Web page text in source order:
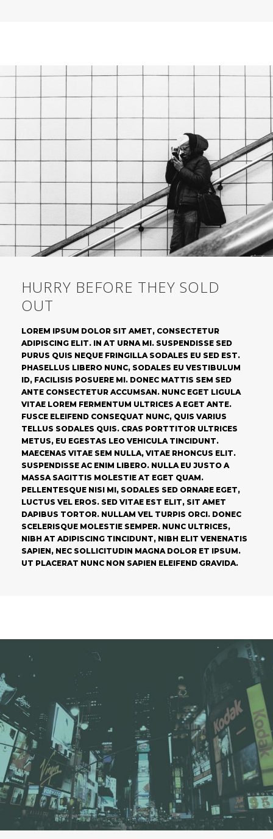
HURRY BEFORE THEY SOLD
OUT
LOREM IPSUM DOLOR SIT AMET, CONSECTETUR
ADIPISCING ELIT. IN AT URNA MI. SUSPENDISSE SED
PURUS QUIS NEQUE FRINGILLA SODALES EU SED EST.
PHASELLUS LIBERO NUNC, SODALES EU VESTIBULUM
ID, FACILISIS POSUERE MI. DONEC MATTIS SEM SED
ANTE CONSECTETUR ACCUMSAN. NUNC EGET LIGULA
VITAE LOREM FERMENTUM ULTRICES A EGET ANTE.
FUSCE ELEIFEND CONSEQUAT NUNC, QUIS VARIUS
TELLUS SODALES QUIS. CRAS PORTTITOR ULTRICES
METUS, EU EGESTAS LEO VEHICULA TINCIDUNT.
MAECENAS VITAE SEM NULLA, VITAE RHONCUS ELIT.
SUSPENDISSE AC ENIM LIBERO. NULLA EU JUSTO A
MASSA SAGITTIS MOLESTIE AT EGET QUAM.
PELLENTESQUE NISI MI, SODALES SED ORNARE EGET,
LUCTUS VEL EROS. SED VITAE EST ELIT, SIT AMET
DAPIBUS TORTOR. NULLAM VEL TURPIS ORCI. DONEC
SCELERISQUE MOLESTIE SEMPER. NUNC ULTRICES,
NIBH AT ADIPISCING TINCIDUNT, NIBH ELIT VENENATIS
SAPIEN, NEC SOLLICITUDIN MAGNA DOLOR ET IPSUM.
UT PLACERAT NUNC NON SAPIEN ELEIFEND GRAVIDA.